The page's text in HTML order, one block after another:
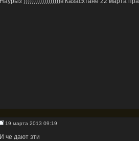
19 марта 2013 09:19
И че дают эти